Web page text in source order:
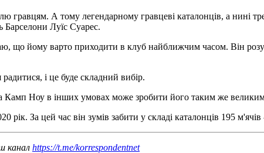
гравцям. А тому легендарному гравцеві каталонців, а нині
Барселони Луїс Суарес.
що йому варто приходити в клуб найближчим часом. Він
і це буде складний вибір.
Ноу в інших умовах може зробити його таким же
За цей час він зумів забити у складі каталонців 195 м'ячів -
канал https://t.me/korrespondentnet